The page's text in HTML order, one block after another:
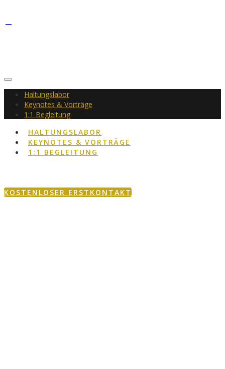
Haltungslabor
Keynotes & Vorträge
1:1 Begleitung
HALTUNGSLABOR
KEYNOTES & VORTRÄGE
1:1 BEGLEITUNG
KOSTENLOSER ERSTKONTAKT